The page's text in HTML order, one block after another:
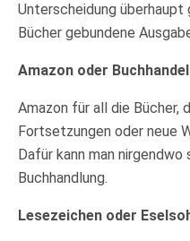
Unterscheidung überhaupt
Bücher gebundene
Amazon oder
Amazon für all die Bücher,
Fortsetzungen oder neue
Dafür kann man
Buchhandlung.
Lesezeichen oder